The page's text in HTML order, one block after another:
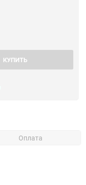
КУПИТЬ
Оплата